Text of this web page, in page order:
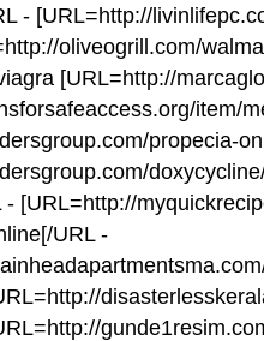
- [URL=http://
oliveogrill.com/
[URL=http://
item/
propecia-
- [URL=http://
URL -